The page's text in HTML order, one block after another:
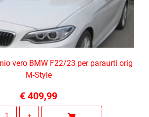
vero BMW F22/23 per paraurti orig
M-Style
€ 409,99